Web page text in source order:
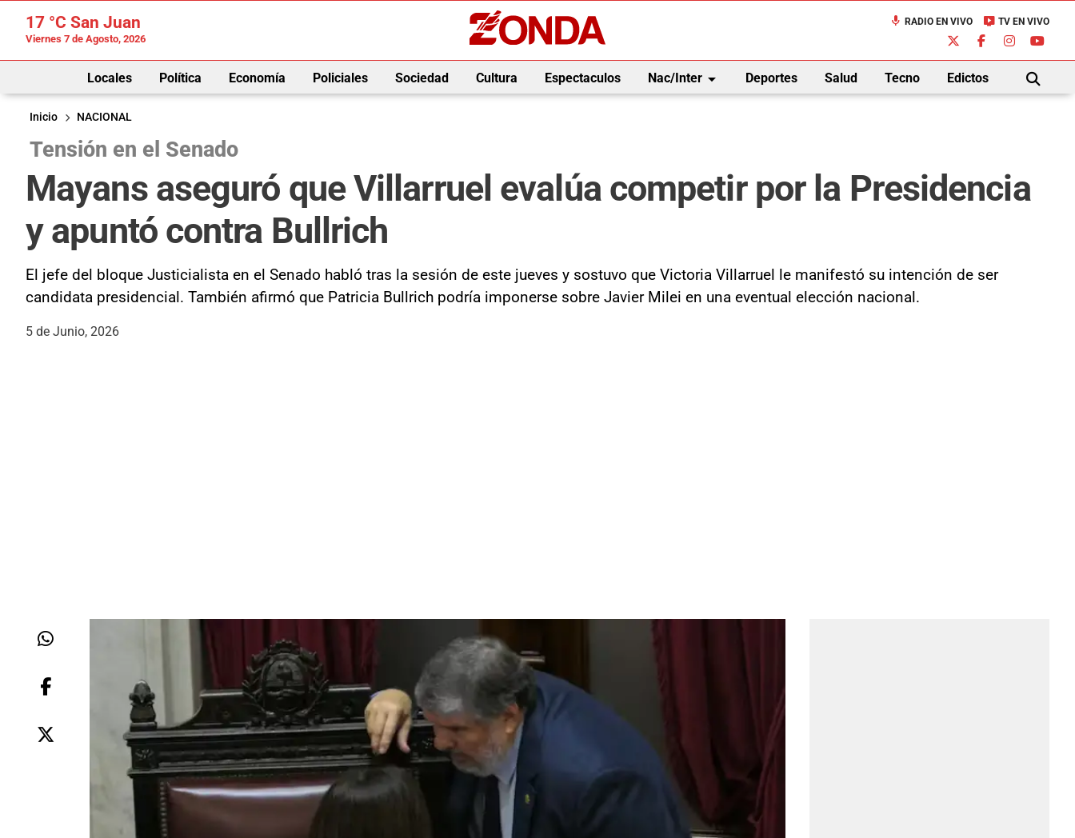
17 °C San Juan
Viernes 7 de Agosto, 2026
mic RADIO EN VIVO live_tv TV EN VIVO
Locales Política Economía Policiales Sociedad Cultura Espectaculos Nac/Interarrow_drop_down Deportes Salud Tecno Edictos
BUSCAR
Inicio
NACIONAL
Tensión en el Senado
Mayans aseguró que Villarruel evalúa competir por la Presidencia
y apuntó contra Bullrich
El jefe del bloque Justicialista en el Senado habló tras la sesión de este jueves y sostuvo que Victoria Villarruel le manifestó su intención de ser
candidata presidencial. También afirmó que Patricia Bullrich podría imponerse sobre Javier Milei en una eventual elección nacional.
5 de Junio, 2026